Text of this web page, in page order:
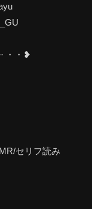
・・❥
セリフ読み